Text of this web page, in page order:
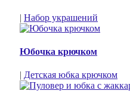
| Набор украшений
Юбочка крючком
| Детская юбка крючком